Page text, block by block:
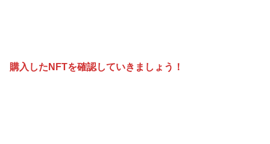
購入したNFTを確認していきましょう！